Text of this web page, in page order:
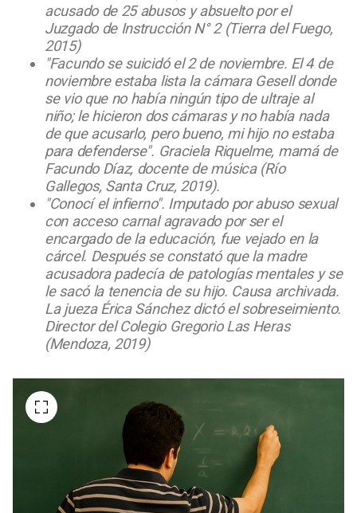
acusado de 25 abusos y absuelto por el
Juzgado de Instrucción N° 2 (Tierra del Fuego,
2015)
"Facundo se suicidó el 2 de noviembre. El 4 de
noviembre estaba lista la cámara Gesell donde
se vio que no había ningún tipo de ultraje al
niño; le hicieron dos cámaras y no había nada
de que acusarlo, pero bueno, mi hijo no estaba
para defenderse". Graciela Riquelme, mamá de
Facundo Díaz, docente de música (Río
Gallegos, Santa Cruz, 2019).
"Conocí el infierno". Imputado por abuso sexual
con acceso carnal agravado por ser el
encargado de la educación, fue vejado en la
cárcel. Después se constató que la madre
acusadora padecía de patologías mentales y se
le sacó la tenencia de su hijo. Causa archivada.
La jueza Érica Sánchez dictó el sobreseimiento.
Director del Colegio Gregorio Las Heras
(Mendoza, 2019)